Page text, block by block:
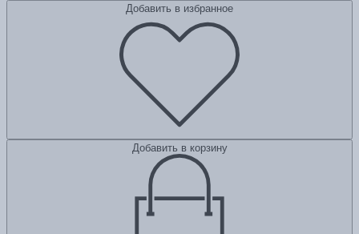
Добавить в избранное
Добавить в корзину